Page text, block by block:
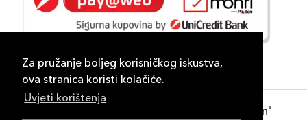
Za pružanje boljeg korisničkog iskustva,
ova stranica koristi kolačiće.
Uvjeti korištenja
- "DP Lux Distribution"